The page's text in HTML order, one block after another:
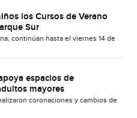
los Cursos de Verano
Sur
continúan hasta el viernes 14 de
espacios de
mayores
coronaciones y cambios de